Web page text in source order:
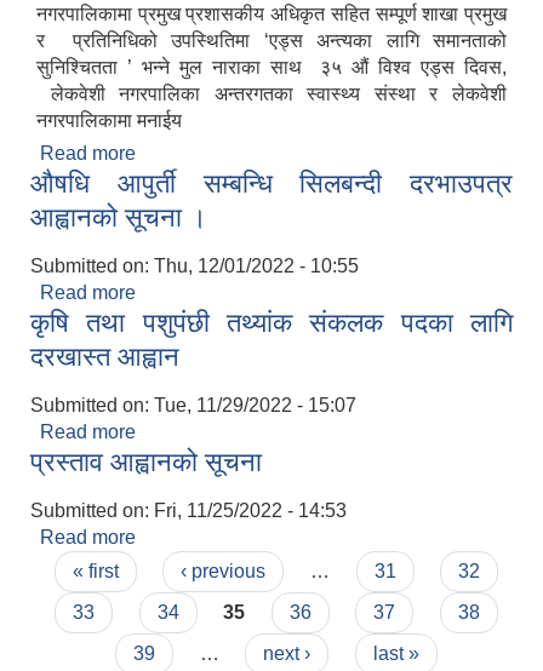
नगरपालिकामा प्रमुख प्रशासकीय अधिकृत सहित सम्पूर्ण शाखा प्रमुख
र प्रतिनिधिको उपस्थितिमा ‘एड्स अन्त्यका लागि समानताको
सुनिश्चितता ’ भन्ने मुल नाराका साथ ३५ औं विश्व एड्स दिवस,
लेकवेशी नगरपालिका अन्तरगतका स्वास्थ्य संस्था र लेकवेशी
नगरपालिकामा मनाईय
Read more
औषधि आपुर्ती सम्बन्धि सिलबन्दी दरभाउपत्र
आह्वानको सूचना ।
Submitted on: Thu, 12/01/2022 - 10:55
Read more
आह्वानको सूचना ।
कृषि तथा पशुपंछी तथ्यांक संकलक पदका लागि
दरखास्त आह्वान
Submitted on: Tue, 11/29/2022 - 15:07
Read more
दरखास्त आह्वान
प्रस्ताव आह्वानको सूचना
Submitted on: Fri, 11/25/2022 - 14:53
Read more
Pages
« first ‹ previous … 31
32
33
34 35 36 37
38
39
… next › last »